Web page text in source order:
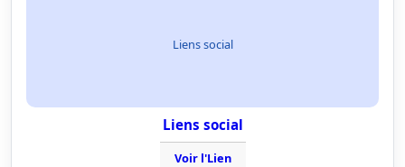
Liens social
Liens social
Voir l'Lien